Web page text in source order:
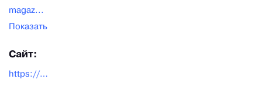
magaz...
Показать
Сайт:
https://bhf-shop.ru/